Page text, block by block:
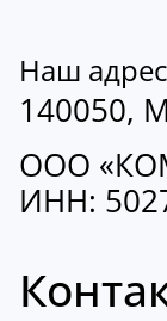
Наш
140050,
ООО
ИНН: